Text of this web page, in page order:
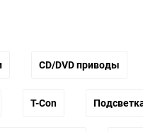
CD/DVD приводы
T-Con